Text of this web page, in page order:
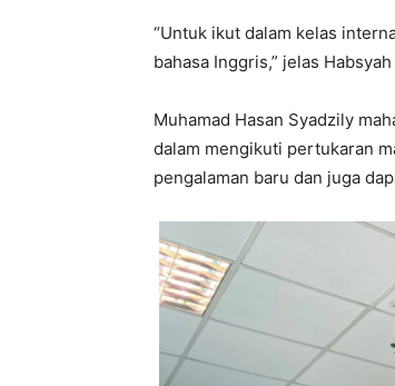
“Untuk ikut dalam kelas
bahasa Inggris,” jelas
Muhamad Hasan Syadzily
dalam mengikuti pertukaran
pengalaman baru dan juga